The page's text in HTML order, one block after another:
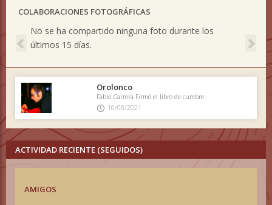
COLABORACIONES FOTOGRÁFICAS
No se ha compartido ninguna foto durante los
últimos 15 días.
Previous
Orolonco
Fabio Carrera Firmó el libro de cumbre
10/08/2021
ACTIVIDAD RECIENTE (SEGUIDOS)
AMIGOS